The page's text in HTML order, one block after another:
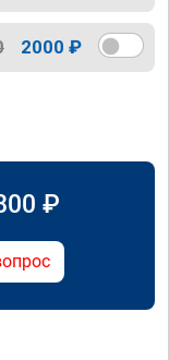
2000 ₽
₽